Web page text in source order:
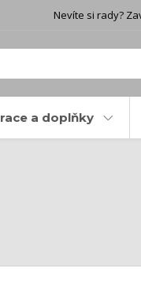
Nevíte si rady?
a doplňky